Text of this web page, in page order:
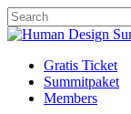
Skip
to
content
Close
Menu
Gratis Ticket
Summitpaket
Members